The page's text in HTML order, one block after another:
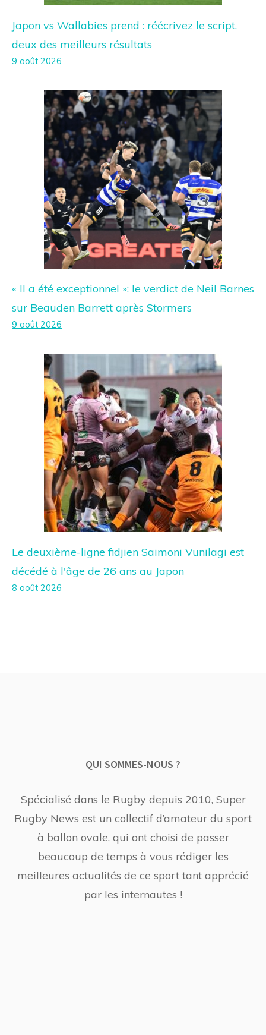
Japon vs Wallabies prend : réécrivez le script,
deux des meilleurs résultats
9 août 2026
« Il a été exceptionnel »: le verdict de Neil Barnes
sur Beauden Barrett après Stormers
9 août 2026
Le deuxième-ligne fidjien Saimoni Vunilagi est
décédé à l'âge de 26 ans au Japon
8 août 2026
QUI SOMMES-NOUS ?
Spécialisé dans le Rugby depuis 2010, Super
Rugby News est un collectif d’amateur du sport
à ballon ovale, qui ont choisi de passer
beaucoup de temps à vous rédiger les
meilleures actualités de ce sport tant apprécié
par les internautes !